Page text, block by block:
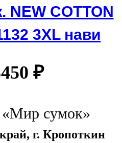
NEW COTTON
3XL нави
₽
сумок»
г. Кропоткин